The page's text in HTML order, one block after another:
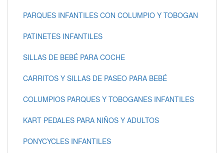
PARQUES INFANTILES CON COLUMPIO Y TOBOGAN
PATINETES INFANTILES
SILLAS DE BEBÉ PARA COCHE
CARRITOS Y SILLAS DE PASEO PARA BEBÉ
COLUMPIOS PARQUES Y TOBOGANES INFANTILES
KART PEDALES PARA NIÑOS Y ADULTOS
PONYCYCLES INFANTILES